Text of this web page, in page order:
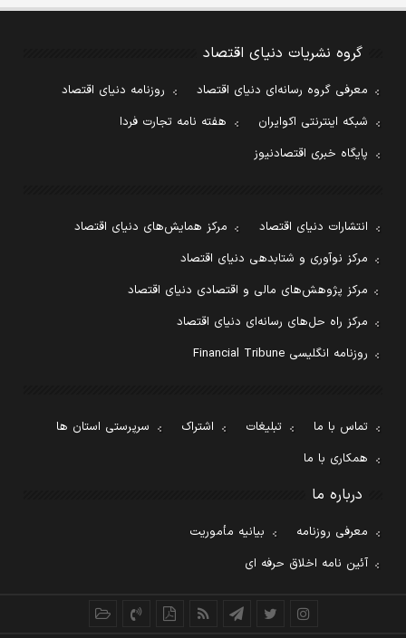
گروه نشریات دنیای اقتصاد
معرفی گروه رسانه‌ای دنیای اقتصاد
روزنامه دنیای اقتصاد
شبکه اینترنتی اکوایران
هفته نامه تجارت فردا
پایگاه خبری اقتصادنیوز
انتشارات دنیای اقتصاد
مرکز همایش‌های دنیای اقتصاد
مرکز نوآوری و شتابدهی دنیای اقتصاد
مرکز پژوهش‌های مالی و اقتصادی دنیای اقتصاد
مرکز راه حل‌های رسانه‌ای دنیای اقتصاد
روزنامه انگلیسی Financial Tribune
تماس با ما تبلیغات اشتراک
سرپرستی استان ها
همکاری با ما
درباره ما
معرفی روزنامه
بیانیه مأموریت
آئین نامه اخلاق حرفه ای